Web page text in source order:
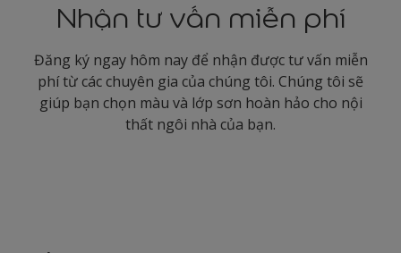
Nhận tư vấn miễn phí
Đăng ký ngay hôm nay để nhận được tư vấn miễn
phí từ các chuyên gia của chúng tôi. Chúng tôi sẽ
giúp bạn chọn màu và lớp sơn hoàn hảo cho nội
thất ngôi nhà của bạn.